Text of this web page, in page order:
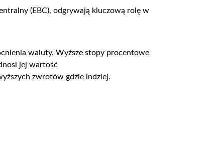
(EBC), odgrywają kluczową rolę w
waluty. Wyższe stopy procentowe
jej wartość
zwrotów gdzie indziej.